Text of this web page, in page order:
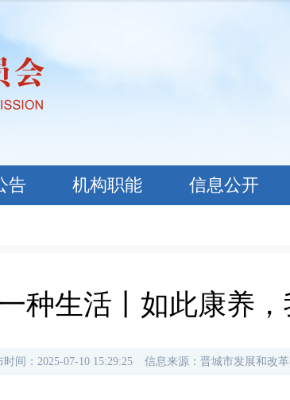
告 机构职能 信息公开
种生活丨如此康养
间： 2025-07-10 15:29:25 信息来源： 晋城市发展和改